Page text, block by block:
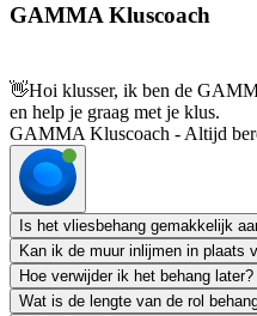
GAMMA Kluscoach
👋Hoi klusser, ik ben de
en help je graag met je klus.
GAMMA Kluscoach - Altijd
Is het vliesbehang gemakkelijk
Kan ik de muur inlijmen in plaats
Hoe verwijder ik het behang later?
Wat is de lengte van de rol